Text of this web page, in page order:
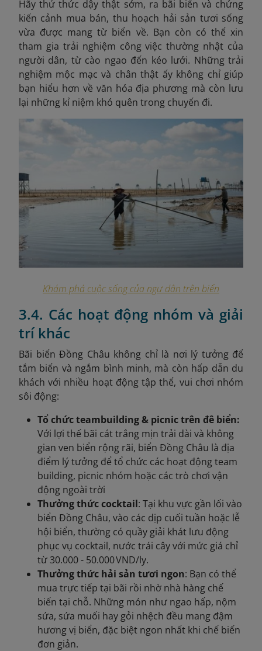
Hãy thử thức dậy thật sớm, ra bãi biển và chứng
kiến cảnh mua bán, thu hoạch hải sản tươi sống
vừa được mang từ biển về. Bạn còn có thể xin
tham gia trải nghiệm công việc thường nhật của
người dân, từ cào ngao đến kéo lưới. Những trải
nghiệm mộc mạc và chân thật ấy không chỉ giúp
bạn hiểu hơn về văn hóa địa phương mà còn lưu
lại những kỉ niệm khó quên trong chuyến đi.
Khám phá cuộc sống của ngư dân trên biển
3.4. Các hoạt động nhóm và giải
trí khác
Bãi biển Đồng Châu không chỉ là nơi lý tưởng để
tắm biển và ngắm bình minh, mà còn hấp dẫn du
khách với nhiều hoạt động tập thể, vui chơi nhóm
sôi động:
Tổ chức teambuilding & picnic trên đê biển:
Với lợi thế bãi cát trắng mịn trải dài và không
gian ven biển rộng rãi, biển Đồng Châu là địa
điểm lý tưởng để tổ chức các hoạt động team
building, picnic nhóm hoặc các trò chơi vận
động ngoài trời
Thưởng thức cocktail: Tại khu vực gần lối vào
biển Đồng Châu, vào các dịp cuối tuần hoặc lễ
hội biển, thường có quầy giải khát lưu động
phục vụ cocktail, nước trái cây với mức giá chỉ
từ 30.000 - 50.000 VND/ly.
Thưởng thức hải sản tươi ngon: Bạn có thể
mua trực tiếp tại bãi rồi nhờ nhà hàng chế
biến tại chỗ. Những món như ngao hấp, nộm
sứa, sứa muối hay gỏi nhệch đều mang đậm
hương vị biển, đặc biệt ngon nhất khi chế biến
đơn giản.